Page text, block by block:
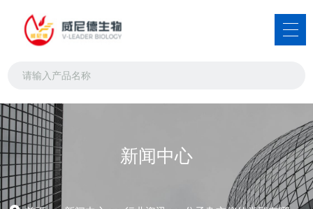
新闻中心